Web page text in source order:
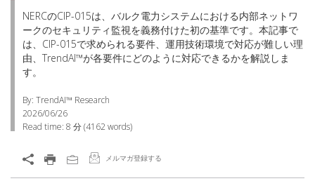
NERCのCIP-015は、バルク電力システムにおける内部ネットワ
ークのセキュリティ監視を義務付けた初の基準です。本記事で
は、CIP-015で求められる要件、運用技術環境で対応が難しい理
由、TrendAI™が各要件にどのように対応できるかを解説しま
す。
By: TrendAI™ Research
2026/06/26
Read time: 8 分(4162words)
メルマガ登録する